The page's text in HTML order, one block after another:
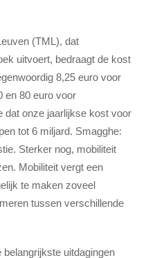
(TML), dat
uitvoert, bedraagt de kost
8,25 euro voor
en 80 euro voor
dat onze jaarlijkse kost voor
tot 6 miljard. Smagghe:
Sterker nog, mobiliteit
Mobiliteit vergt een
te maken zoveel
tussen verschillende
uitdagingen